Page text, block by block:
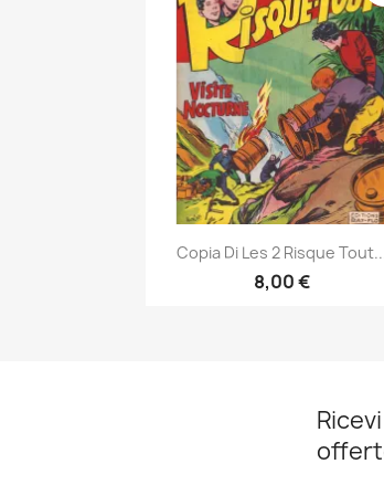
Anteprima
Copia Di Les 2 Risque
8,00 €